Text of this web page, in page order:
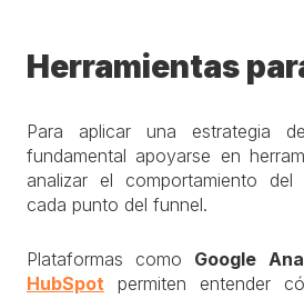
Herramientas
Para aplicar una estrategia
fundamental apoyarse en
analizar el comportamiento
cada punto del funnel.
Plataformas como Google
HubSpot permiten entender